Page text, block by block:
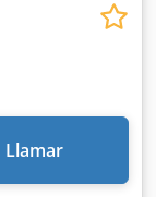
Llamar